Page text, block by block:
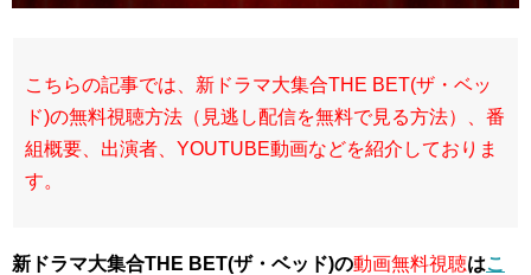
こちらの記事では、新ドラマ大集合THE BET(ザ・ベッ
ド)の無料視聴方法（見逃し配信を無料で見る方法）、番
組概要、出演者、YOUTUBE動画などを紹介しておりま
す。
新ドラマ大集合THE BET(ザ・ベッド)の動画無料視聴はこ